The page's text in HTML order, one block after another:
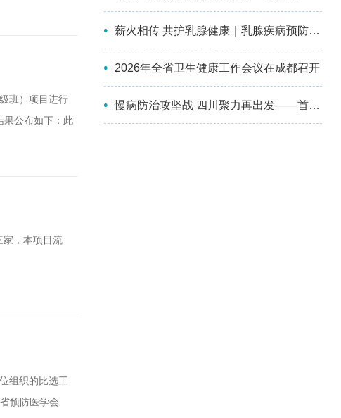
薪火相传 共护乳腺健康｜乳腺疾病预防与控制分会第四届委员会换届选举会议暨2026年学术会议成功举办
2026年全省卫生健康工作会议在成都召开
慢病防治攻坚战 四川聚力再出发——首届四川慢性病防治大会顺利召开
班）项目进行
果公布如下：此
省预防医学会
家，本项目流
组织的比选工
预防医学会